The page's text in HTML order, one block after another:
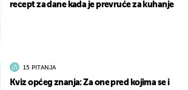
recept za dane kada je prevruće za kuhanje
15 PITANJA
Kviz općeg znanja: Za one pred kojima se i